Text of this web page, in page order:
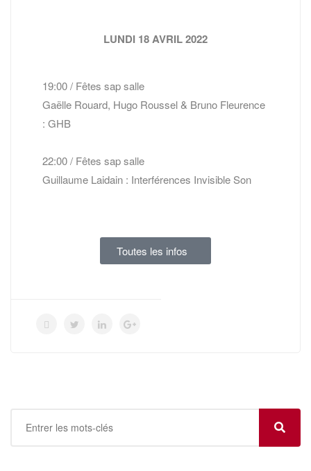
LUNDI 18 AVRIL 2022
19:00 / Fêtes sap salle
Gaëlle Rouard, Hugo Roussel & Bruno Fleurence
: GHB
22:00 / Fêtes sap salle
Guillaume Laidain : Interférences Invisible Son
Toutes les infos